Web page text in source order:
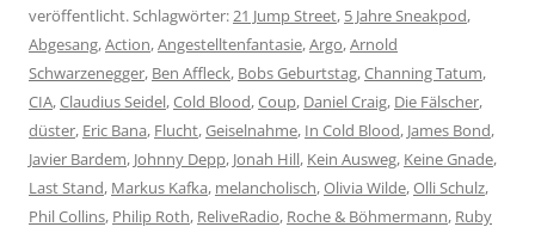
veröffentlicht. Schlagwörter:21 Jump Street, 5 Jahre Sneakpod,
Abgesang,Action,Angestelltenfantasie,Argo,Arnold
Schwarzenegger, Ben Affleck, Bobs Geburtstag,Channing Tatum,
CIA,Claudius Seidel,Cold Blood,Coup, Daniel Craig, Die Fälscher,
düster, Eric Bana, Flucht,Geiselnahme, In Cold Blood, James Bond,
Javier Bardem, Johnny Depp, Jonah Hill, Kein Ausweg, Keine Gnade,
Last Stand, Markus Kafka, melancholisch,Olivia Wilde,Olli Schulz,
Phil Collins, Philip Roth, ReliveRadio, Roche & Böhmermann, Ruby